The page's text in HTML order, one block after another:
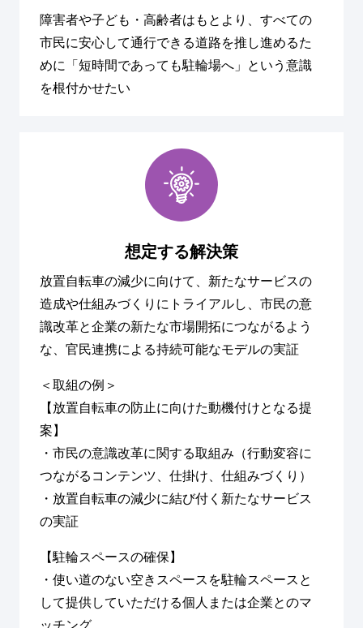
障害者や子ども・高齢者はもとより、すべての
市民に安心して通行できる道路を推し進めるた
めに「短時間であっても駐輪場へ」という意識
を根付かせたい
想定する解決策
放置自転車の減少に向けて、新たなサービスの
造成や仕組みづくりにトライアルし、市民の意
識改革と企業の新たな市場開拓につながるよう
な、官民連携による持続可能なモデルの実証
＜取組の例＞
【放置自転車の防止に向けた動機付けとなる提
案】
・市民の意識改革に関する取組み（行動変容に
つながるコンテンツ、仕掛け、仕組みづくり）
・放置自転車の減少に結び付く新たなサービス
の実証
【駐輪スペースの確保】
・使い道のない空きスペースを駐輪スペースと
して提供していただける個人または企業とのマ
ッチング